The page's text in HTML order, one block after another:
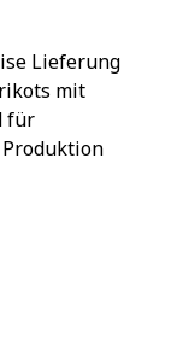
Lieferung
mit
für